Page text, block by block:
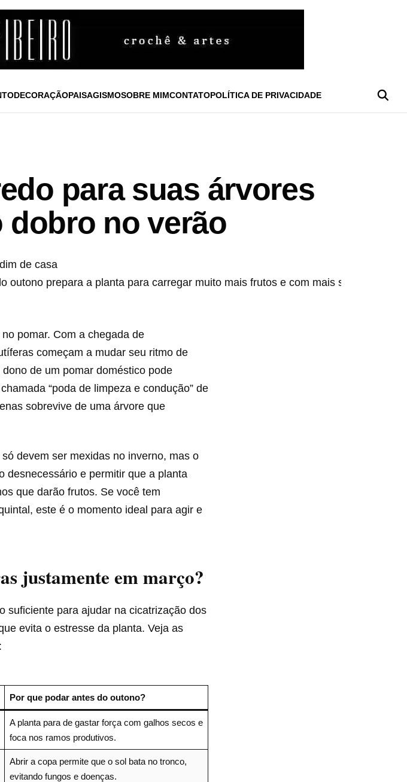
DECORAÇÃOPAISAGISMOSOBRE MIMCONTATOPOLÍTICA DE PRIVACIDADE
para suas árvores
no verão
outono prepara a planta para carregar muito mais frutos e com mais sabor na
pomar. Com a chegada de
começam a mudar seu ritmo de
de um pomar doméstico pode
“poda de limpeza e condução” de
sobrevive de uma árvore que
devem ser mexidas no inverno, mas o
desnecessário e permitir que a planta
que darão frutos. Se você tem
este é o momento ideal para agir e
justamente em março?
suficiente para ajudar na cicatrização dos
evita o estresse da planta. Veja as
Por que podar antes do outono?
A planta para de gastar força com galhos secos e
foca nos ramos produtivos.
Abrir a copa permite que o sol bata no tronco,
evitando fungos e doenças.